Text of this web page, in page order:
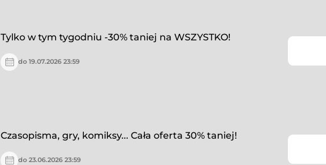
Tylko w tym tygodniu -30% taniej na WSZYSTKO!
do 19.07.2026 23:59
Czasopisma, gry, komiksy... Cała oferta 30% taniej!
do 23.06.2026 23:59